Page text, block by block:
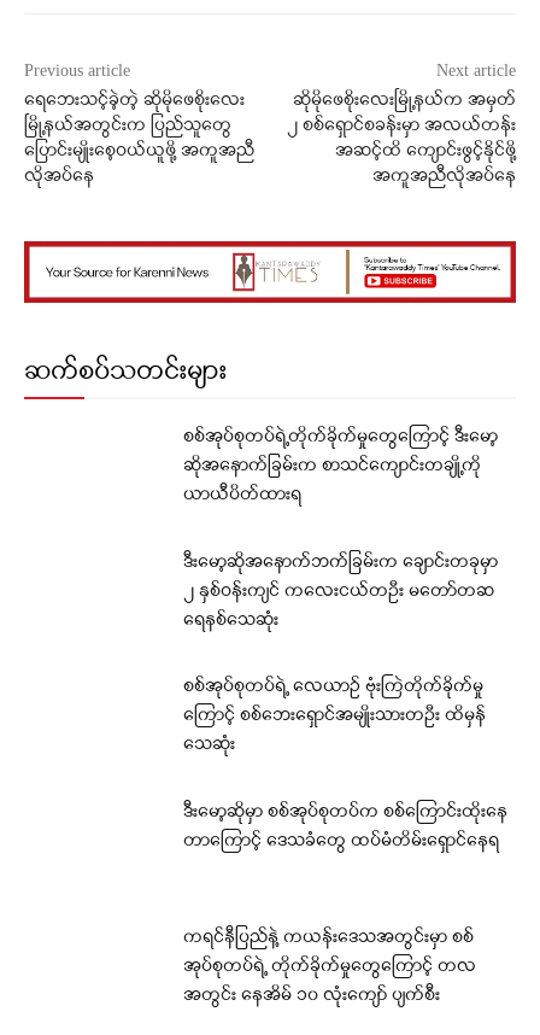
Previous article
ရေဘေးသင့်ခဲ့တဲ့ ဆိုမိုဖေစိုးလေး
မြို့နယ်အတွင်းက ပြည်သူတွေ
ပြောင်းမျိုးစေ့ဝယ်ယူဖို့ အကူအညီ
လိုအပ်နေ
Next article
ဆိုမိုဖေစိုးလေးမြို့နယ်က အမှတ်
၂ စစ်ရှောင်စခန်းမှာ အလယ်တန်း
အဆင့်ထိ ကျောင်းဖွင့်နိုင်ဖို့
အကူအညီလိုအပ်နေ
ဆက်စပ်သတင်းများ
စစ်အုပ်စုတပ်ရဲ့တိုက်ခိုက်မှုတွေကြောင့် ဒီးမော့
ဆိုအနောက်ခြမ်းက စာသင်ကျောင်းတချို့ကို
ယာယီပိတ်ထားရ
ဒီးမော့ဆိုအနောက်ဘက်ခြမ်းက ချောင်းတခုမှာ
၂ နှစ်ဝန်းကျင် ကလေးငယ်တဦး မတော်တဆ
ရေနစ်သေဆုံး
စစ်အုပ်စုတပ်ရဲ့ လေယာဉ် ဗုံးကြဲတိုက်ခိုက်မှု
ကြောင့် စစ်ဘေးရှောင်အမျိုးသားတဦး ထိမှန်
သေဆုံး
ဒီးမော့ဆိုမှာ စစ်အုပ်စုတပ်က စစ်ကြောင်းထိုးနေ
တာကြောင့် ဒေသခံတွေ ထပ်မံတိမ်းရှောင်နေရ
ကရင်နီပြည်နဲ့ ကယန်းဒေသအတွင်းမှာ စစ်
အုပ်စုတပ်ရဲ့ တိုက်ခိုက်မှုတွေကြောင့် တလ
အတွင်း နေအိမ် ၁၀ လုံးကျော် ပျက်စီး